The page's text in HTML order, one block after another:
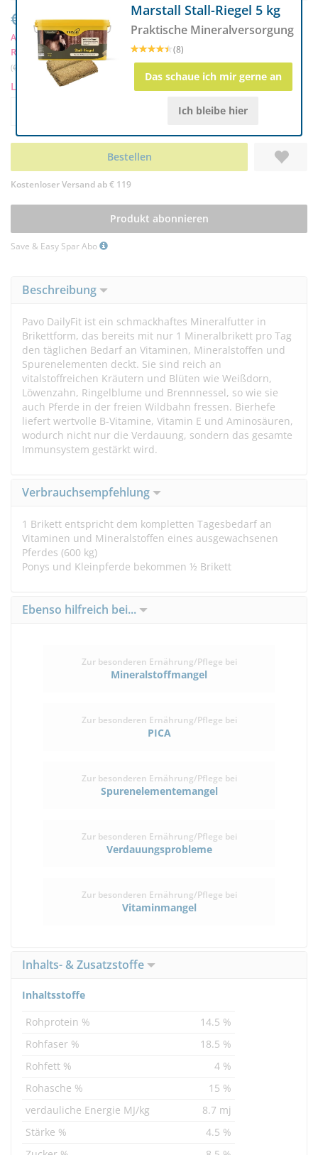
€ 19,99
Ab 2 Stück nur € 19,50
RC-Mitglieder sparen € 1,00
(€ 4,44/kg) | inkl. MwSt. zzgl. Versand
Lieferbar in ca. 5 Werktagen
Bestellen
Kostenloser Versand ab € 119
Produkt abonnieren
Save & Easy Spar Abo
Beschreibung
Pavo DailyFit ist ein schmackhaftes Mineralfutter in
Brikettform, das bereits mit nur 1 Mineralbrikett pro Tag
den täglichen Bedarf an Vitaminen, Mineralstoffen und
Spurenelementen deckt. Sie sind reich an
vitalstoffreichen Kräutern und Blüten wie Weißdorn,
Löwenzahn, Ringelblume und Brennnessel, so wie sie
auch Pferde in der freien Wildbahn fressen. Bierhefe
liefert wertvolle B-Vitamine, Vitamin E und Aminosäuren,
wodurch nicht nur die Verdauung, sondern das gesamte
Immunsystem gestärkt wird.
Verbrauchsempfehlung
1 Brikett entspricht dem kompletten Tagesbedarf an
Vitaminen und Mineralstoffen eines ausgewachsenen
Pferdes (600 kg)
Ponys und Kleinpferde bekommen ½ Brikett
Ebenso hilfreich bei...
Zur besonderen Ernährung/Pflege bei
Mineralstoffmangel
Zur besonderen Ernährung/Pflege bei
PICA
Zur besonderen Ernährung/Pflege bei
Spurenelementemangel
Zur besonderen Ernährung/Pflege bei
Verdauungsprobleme
Zur besonderen Ernährung/Pflege bei
Vitaminmangel
Inhalts- & Zusatzstoffe
Inhaltsstoffe
Rohprotein %
14.5 %
Rohfaser %
18.5 %
Rohfett %
4 %
Rohasche %
15 %
verdauliche Energie MJ/kg
8.7 mj
Stärke %
4.5 %
Marstall Stall-Riegel 5 kg
Praktische Mineralversorgung
(8)
Das schaue ich mir gerne an
Ich bleibe hier